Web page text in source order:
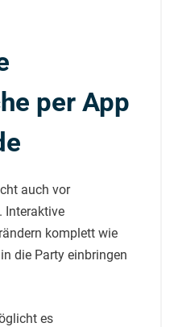
per App
auch vor
Interaktive
komplett wie
die Party einbringen
es